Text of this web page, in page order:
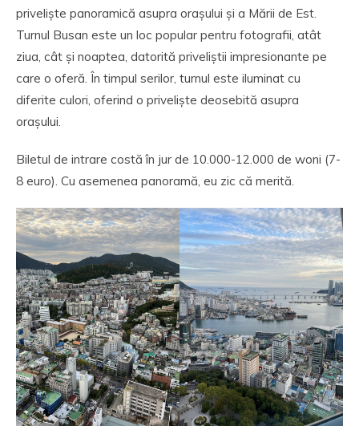
priveliște panoramică asupra orașului și a Mării de Est.
Turnul Busan este un loc popular pentru fotografii, atât
ziua, cât și noaptea, datorită priveliștii impresionante pe
care o oferă. În timpul serilor, turnul este iluminat cu
diferite culori, oferind o priveliște deosebită asupra
orașului.
Biletul de intrare costă în jur de 10.000-12.000 de woni (7-
8 euro). Cu asemenea panoramă, eu zic că merită.